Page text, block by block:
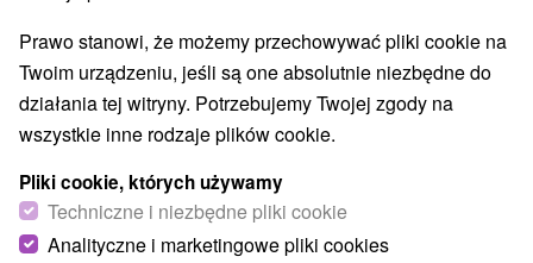
1.
Prawo stanowi, że możemy przechowywać pliki cookie na
Twoim urządzeniu, jeśli są one absolutnie niezbędne do
działania tej witryny. Potrzebujemy Twojej zgody na
wszystkie inne rodzaje plików cookie.
Pliki cookie, których używamy
Techniczne i niezbędne pliki cookie
Analityczne i marketingowe pliki cookies